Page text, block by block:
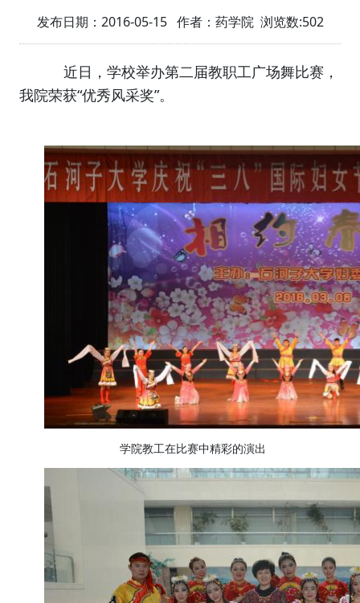
发布日期：2016-05-15 作者：药学院 浏览数:502
近日，学校举办第二届教职工广场舞比赛，
我院荣获“优秀风采奖”。
学院教工在比赛中精彩的演出